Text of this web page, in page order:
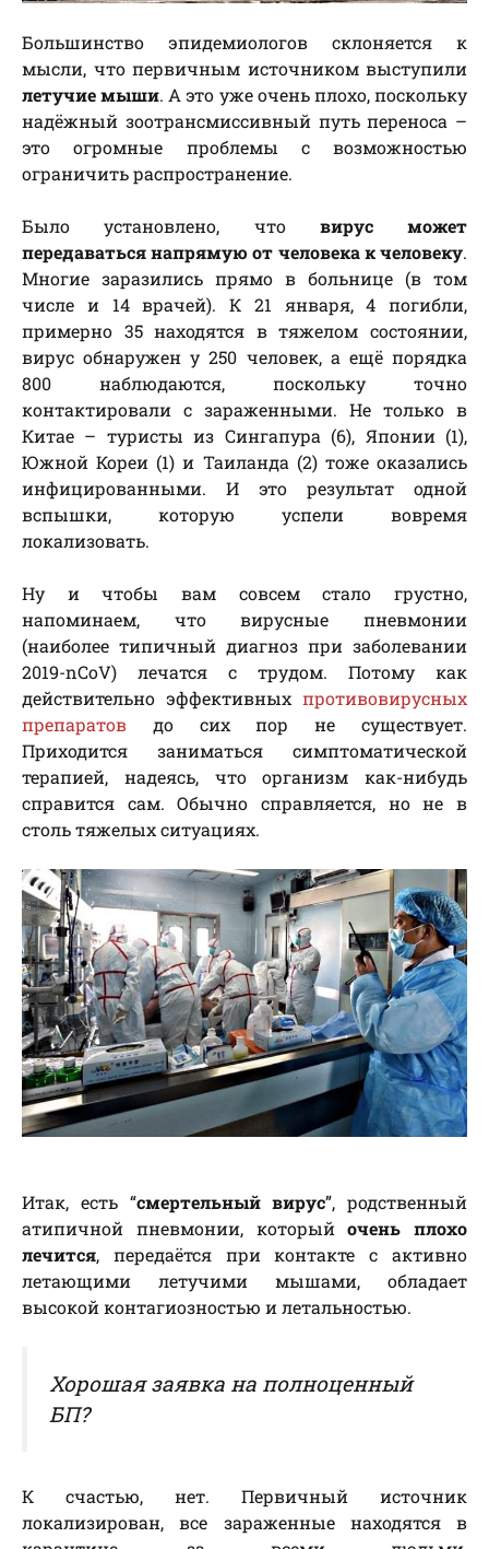
Большинство эпидемиологов склоняется к
мысли, что первичным источником выступили
летучие мыши. А это уже очень плохо, поскольку
надёжный зоотрансмиссивный путь переноса –
это огромные проблемы с возможностью
ограничить распространение.
Было установлено, что вирус может
передаваться напрямую от человека к человеку.
Многие заразились прямо в больнице (в том
числе и 14 врачей). К 21 января, 4 погибли,
примерно 35 находятся в тяжелом состоянии,
вирус обнаружен у 250 человек, а ещё порядка
800 наблюдаются, поскольку точно
контактировали с зараженными. Не только в
Китае – туристы из Сингапура (6), Японии (1),
Южной Кореи (1) и Таиланда (2) тоже оказались
инфицированными. И это результат одной
вспышки, которую успели вовремя
локализовать.
Ну и чтобы вам совсем стало грустно,
напоминаем, что вирусные пневмонии
(наиболее типичный диагноз при заболевании
2019-nCoV) лечатся с трудом. Потому как
действительно эффективных противовирусных
препаратов до сих пор не существует.
Приходится заниматься симптоматической
терапией, надеясь, что организм как-нибудь
справится сам. Обычно справляется, но не в
столь тяжелых ситуациях.
Итак, есть “смертельный вирус”, родственный
атипичной пневмонии, которыйочень плохо
лечится, передаётся при контакте с активно
летающими летучими мышами, обладает
высокой контагиозностью и летальностью.
Хорошая заявка на полноценный
БП?
К счастью, нет. Первичный источник
локализирован, все зараженные находятся в